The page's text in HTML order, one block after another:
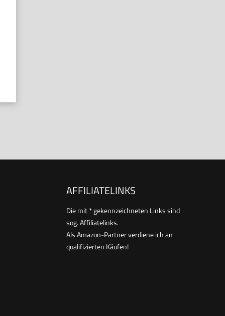
AFFILIATELINKS
Die mit * gekennzeichneten Links sind
sog. Affiliatelinks.
Als Amazon-Partner verdiene ich an
qualifizierten Käufen!